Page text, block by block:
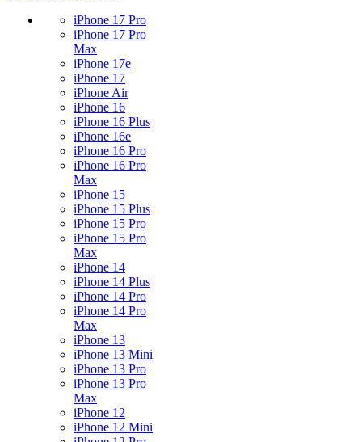
iPhone 17 Pro
iPhone 17 Pro
Max
iPhone 17e
iPhone 17
iPhone Air
iPhone 16
iPhone 16 Plus
iPhone 16e
iPhone 16 Pro
iPhone 16 Pro
Max
iPhone 15
iPhone 15 Plus
iPhone 15 Pro
iPhone 15 Pro
Max
iPhone 14
iPhone 14 Plus
iPhone 14 Pro
iPhone 14 Pro
Max
iPhone 13
iPhone 13 Mini
iPhone 13 Pro
iPhone 13 Pro
Max
iPhone 12
iPhone 12 Mini